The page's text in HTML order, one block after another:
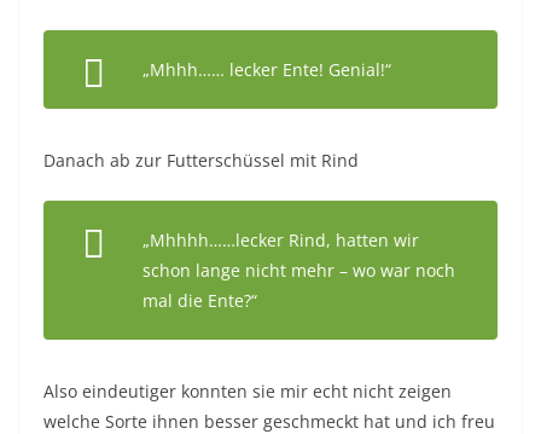
„Mhhh…… lecker Ente! Genial!“
Danach ab zur Futterschüssel mit Rind
„Mhhhh……lecker Rind, hatten wir
schon lange nicht mehr – wo war noch
mal die Ente?“
Also eindeutiger konnten sie mir echt nicht zeigen
welche Sorte ihnen besser geschmeckt hat und ich freu